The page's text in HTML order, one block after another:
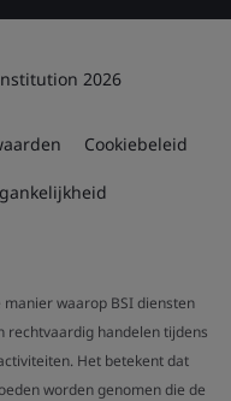
2026
Cookiebeleid
waarop BSI diensten
rechtvaardig handelen tijdens
Het betekent dat
worden genomen die de